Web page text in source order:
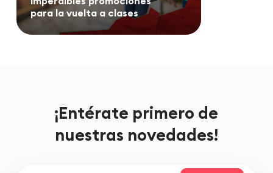
para la vuelta a clases
¡Entérate primero de
nuestras novedades!